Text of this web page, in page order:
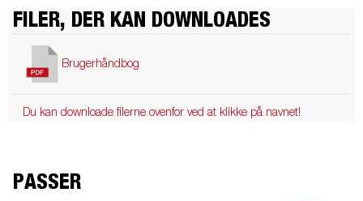
FILER, DER KAN DOWNLOADES
Brugerhåndbog
Du kan downloade filerne ovenfor ved at klikke på navnet!
PASSER